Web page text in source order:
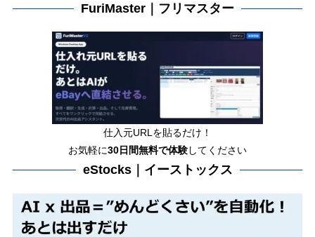
FuriMaster｜フリマスター
仕入元URLを貼るだけ！
お気軽に30日間無料で体験してください
eStocks｜イーストックス